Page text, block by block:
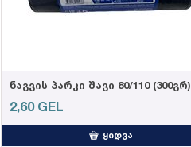
ნაგვის პარკი შავი 80/110 (300გრ)
2,60 GEL
ᲧᲘᲓᲕᲐ